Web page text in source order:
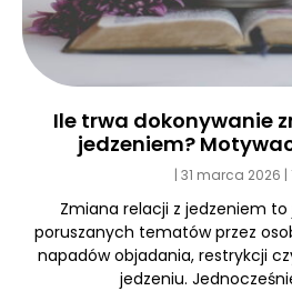
Ile trwa dokonywanie
jedzeniem?
31 marca 2026
Zmiana relacji z jedzeniem
poruszanych tematów przez
napadów objadania, restrykcji
jedzeniu.